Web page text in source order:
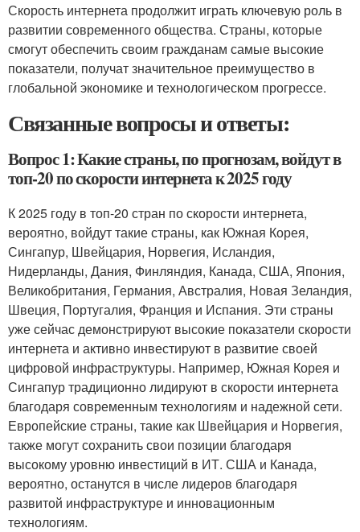
Скорость интернета продолжит играть ключевую роль в
развитии современного общества. Страны, которые
смогут обеспечить своим гражданам самые высокие
показатели, получат значительное преимущество в
глобальной экономике и технологическом прогрессе.
Связанные вопросы и ответы:
Вопрос 1: Какие страны, по прогнозам, войдут в
топ-20 по скорости интернета к 2025 году
К 2025 году в топ-20 стран по скорости интернета,
вероятно, войдут такие страны, как Южная Корея,
Сингапур, Швейцария, Норвегия, Исландия,
Нидерланды, Дания, Финляндия, Канада, США, Япония,
Великобритания, Германия, Австралия, Новая Зеландия,
Швеция, Португалия, Франция и Испания. Эти страны
уже сейчас демонстрируют высокие показатели скорости
интернета и активно инвестируют в развитие своей
цифровой инфраструктуры. Например, Южная Корея и
Сингапур традиционно лидируют в скорости интернета
благодаря современным технологиям и надежной сети.
Европейские страны, такие как Швейцария и Норвегия,
также могут сохранить свои позиции благодаря
высокому уровню инвестиций в ИТ. США и Канада,
вероятно, останутся в числе лидеров благодаря
развитой инфраструктуре и инновационным
технологиям.